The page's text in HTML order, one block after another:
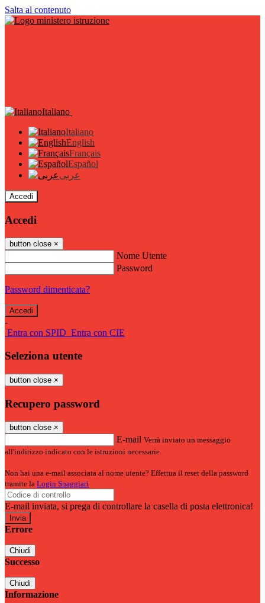
Salta al contenuto
Italiano
Italiano
English
Français
Español
عربى
Accedi
Accedi
button close ×
Nome Utente
Password
Password dimenticata?
-
Entra con SPID Entra con CIE
Seleziona utente
button close ×
Recupero password
button close ×
E-mail Verrà inviato un messaggio
all'indirizzo indicato con le istruzioni necessarie.
Non hai una e-mail associata al nome utente? Effettua il reset della password
tramite la Login Spaggiari
E-mail inviata, si prega di controllare la casella di posta elettronica!
Errore
Chiudi
Successo
Chiudi
Informazione